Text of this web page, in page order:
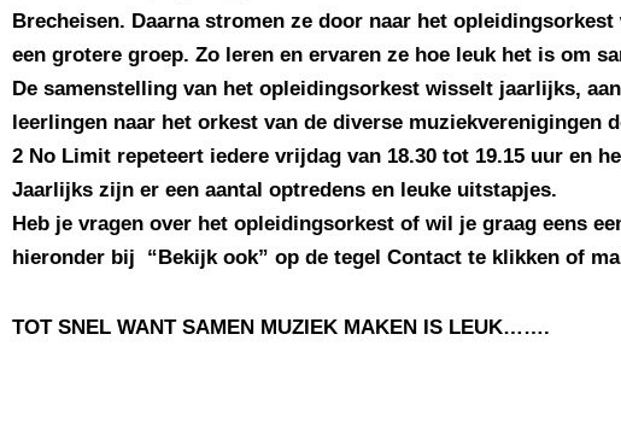
Brecheisen. Daarna stromen ze door naar het
een grotere groep. Zo leren en ervaren ze hoe leuk het is om
De samenstelling van het opleidingsorkest wisselt jaarlijks,
leerlingen naar het orkest van de diverse muziekverenigingen
2 No Limit repeteert iedere vrijdag van 18.30 tot 19.15 uur en
Jaarlijks zijn er een aantal optredens en leuke uitstapjes.
Heb je vragen over het opleidingsorkest of wil je graag eens
hieronder bij “Bekijk ook” op de tegel Contact te klikken of
TOT SNEL WANT SAMEN MUZIEK MAKEN IS LEUK…….